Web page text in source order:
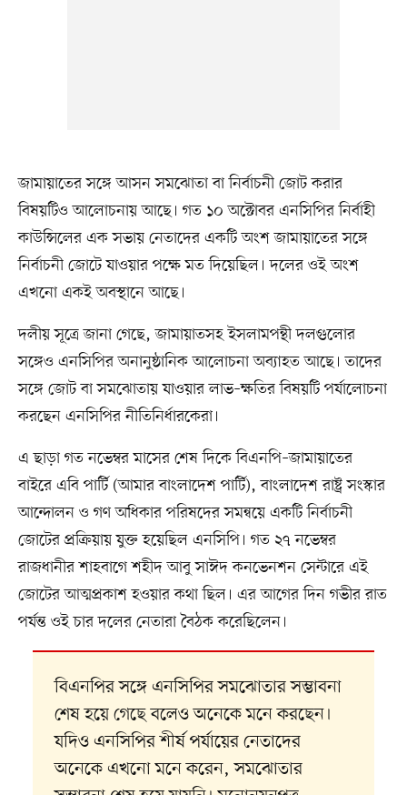
জামায়াতের সঙ্গে আসন সমঝোতা বা নির্বাচনী জোট করার
বিষয়টিও আলোচনায় আছে। গত ১০ অক্টোবর এনসিপির নির্বাহী
কাউন্সিলের এক সভায় নেতাদের একটি অংশ জামায়াতের সঙ্গে
নির্বাচনী জোটে যাওয়ার পক্ষে মত দিয়েছিল। দলের ওই অংশ
এখনো একই অবস্থানে আছে।
দলীয় সূত্রে জানা গেছে, জামায়াতসহ ইসলামপন্থী দলগুলোর
সঙ্গেও এনসিপির অনানুষ্ঠানিক আলোচনা অব্যাহত আছে। তাদের
সঙ্গে জোট বা সমঝোতায় যাওয়ার লাভ–ক্ষতির বিষয়টি পর্যালোচনা
করছেন এনসিপির নীতিনির্ধারকেরা।
এ ছাড়া গত নভেম্বর মাসের শেষ দিকে বিএনপি–জামায়াতের
বাইরে এবি পার্টি (আমার বাংলাদেশ পার্টি), বাংলাদেশ রাষ্ট্র সংস্কার
আন্দোলন ও গণ অধিকার পরিষদের সমন্বয়ে একটি নির্বাচনী
জোটের প্রক্রিয়ায় যুক্ত হয়েছিল এনসিপি। গত ২৭ নভেম্বর
রাজধানীর শাহবাগে শহীদ আবু সাঈদ কনভেনশন সেন্টারে এই
জোটের আত্মপ্রকাশ হওয়ার কথা ছিল। এর আগের দিন গভীর রাত
পর্যন্ত ওই চার দলের নেতারা বৈঠক করেছিলেন।
বিএনপির সঙ্গে এনসিপির সমঝোতার সম্ভাবনা
শেষ হয়ে গেছে বলেও অনেকে মনে করছেন।
যদিও এনসিপির শীর্ষ পর্যায়ের নেতাদের
অনেকে এখনো মনে করেন, সমঝোতার